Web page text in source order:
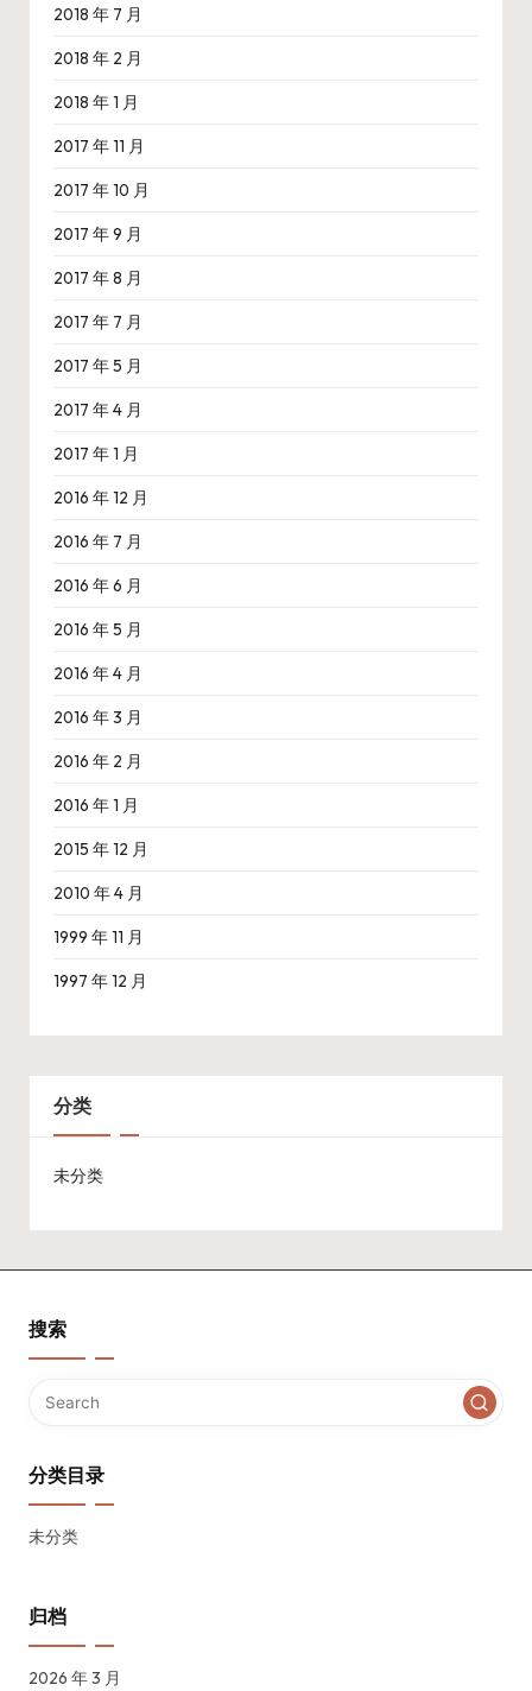
2018 年 7 月
2018 年 2 月
2018 年 1 月
2017 年 11 月
2017 年 10 月
2017 年 9 月
2017 年 8 月
2017 年 7 月
2017 年 5 月
2017 年 4 月
2017 年 1 月
2016 年 12 月
2016 年 7 月
2016 年 6 月
2016 年 5 月
2016 年 4 月
2016 年 3 月
2016 年 2 月
2016 年 1 月
2015 年 12 月
2010 年 4 月
1999 年 11 月
1997 年 12 月
分类
未分类
搜索
分类目录
未分类
归档
2026 年 3 月